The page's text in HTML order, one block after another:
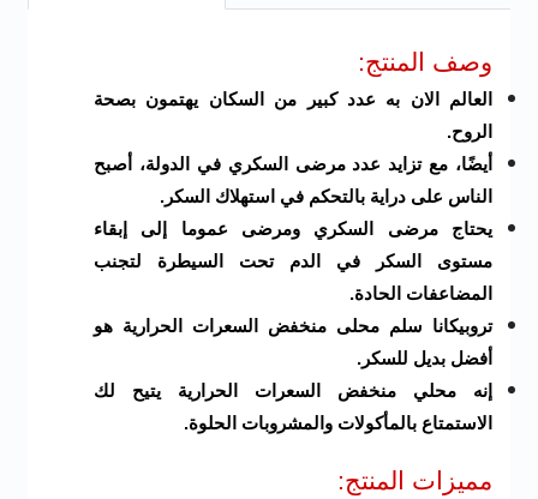
وصف المنتج:
العالم الان به عدد كبير من السكان يهتمون بصحة
الروح.
أيضًا، مع تزايد عدد مرضى السكري في الدولة، أصبح
الناس على دراية بالتحكم في استهلاك السكر.
يحتاج مرضى السكري ومرضى عموما إلى إبقاء
مستوى السكر في الدم تحت السيطرة لتجنب
المضاعفات الحادة.
تروبيكانا سلم محلى منخفض السعرات الحرارية هو
أفضل بديل للسكر.
إنه محلي منخفض السعرات الحرارية يتيح لك
الاستمتاع بالمأكولات والمشروبات الحلوة.
مميزات المنتج: